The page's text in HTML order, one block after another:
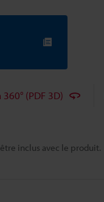
inclus avec le produit.
360° (PDF 3D)